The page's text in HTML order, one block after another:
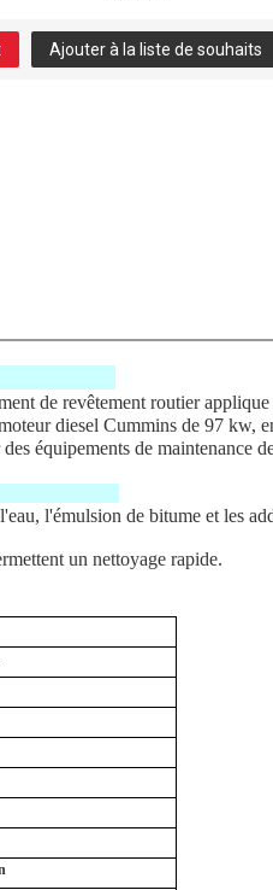
Ajouter à la liste de souhaits
de revêtement routier
diesel Cummins de 97
équipements de maintenance
l'émulsion de bitume et les
un nettoyage rapide.